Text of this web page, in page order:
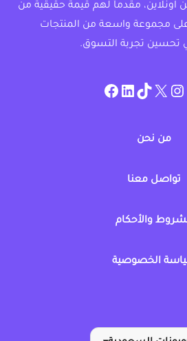
مقدماً لهم قيمة حقيقية من
مجموعة واسعة من المنتجات
تحسين تجربة التسوق.
twitter
TikTok
linkedin
facebook
من نحن
تواصل معنا
والأحكام
الخصوصية